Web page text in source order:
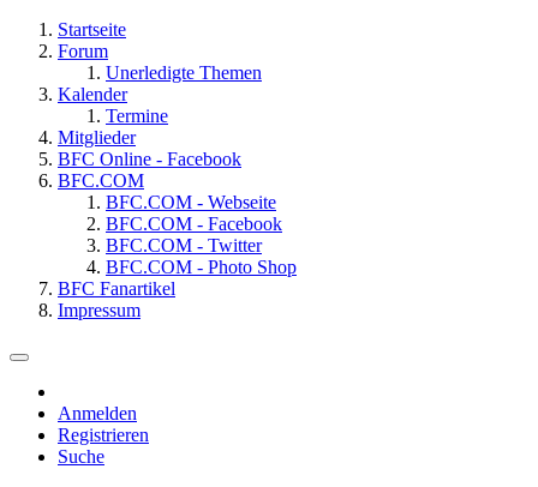
Startseite
Forum
Unerledigte Themen
Kalender
Termine
Mitglieder
BFC Online - Facebook
BFC.COM
BFC.COM - Webseite
BFC.COM - Facebook
BFC.COM - Twitter
BFC.COM - Photo Shop
BFC Fanartikel
Impressum
Anmelden
Registrieren
Suche